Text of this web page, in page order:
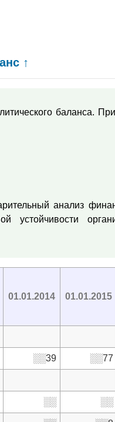
↑
баланса.
анализ
устойчивости
01.01.2014 01.01.2015
░░39 ░░77
░░ ░░